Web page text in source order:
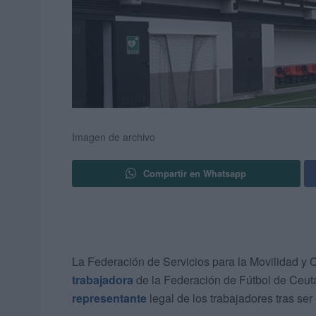
Imagen de archivo
Compartir en Whatsapp
La Federación de Servicios para la Movilidad y
trabajadora de la Federación de Fútbol de
representante legal de los trabajadores tras